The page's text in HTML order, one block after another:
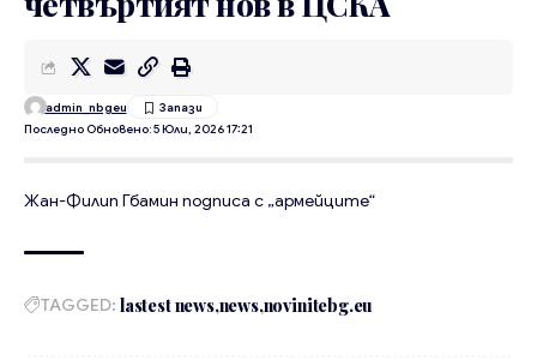
Последно Обновено: 5 Юли, 2026 17:21
admin_nbgeu
Жан-Филип Гбамин подписа с „армейците“
TAGGED: lastest news news novinitebg.eu